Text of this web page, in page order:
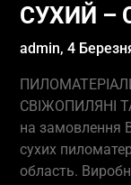
СУХИЙ –
admin,4
СВІЖОПИЛЯНІ
на замовлення
сухих
область.